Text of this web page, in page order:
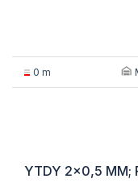
0 m
YTDY 2x0,5 MM;